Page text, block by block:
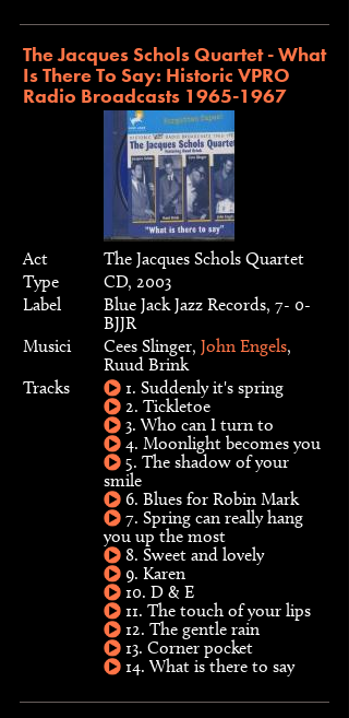
The Jacques Schols Quartet - What
Is There To Say: Historic VPRO
Radio Broadcasts 1965-1967
Act
The Jacques Schols Quartet
Type
CD, 2003
Label
Blue Jack Jazz Records, 7- 0-
BJJR
Musici
Cees Slinger, John Engels,
Ruud Brink
Tracks
1. Suddenly it's spring
2. Tickletoe
3. Who can I turn to
4. Moonlight becomes you
5. The shadow of your
smile
6. Blues for Robin Mark
7. Spring can really hang
you up the most
8. Sweet and lovely
9. Karen
10. D & E
11. The touch of your lips
12. The gentle rain
13. Corner pocket
14. What is there to say